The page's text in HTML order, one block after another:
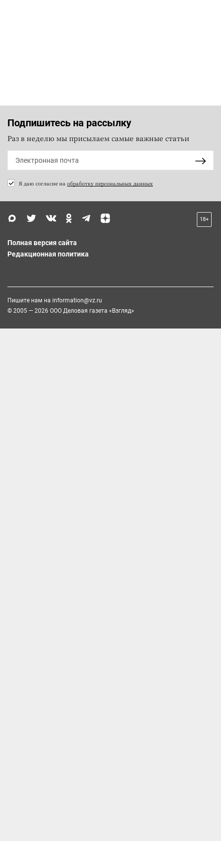
Подпишитесь на рассылку
Раз в неделю мы присылаем самые важные статьи
Я даю согласие на обработку персональных данных
18+
Полная версия сайта
Редакционная политика
Пишите нам на information@vz.ru
© 2005 — 2026 ООО Деловая газета «Взгляд»